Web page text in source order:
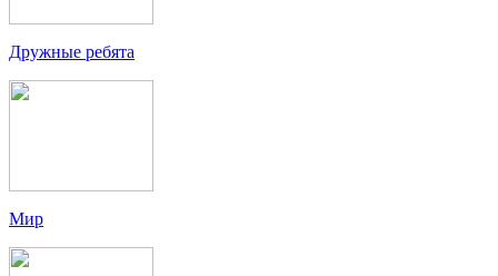
Дружные ребята
Мир